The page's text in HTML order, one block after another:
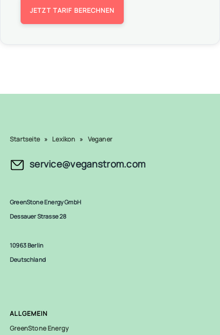
JETZT TARIF BERECHNEN
Startseite » Lexikon » Veganer
service@veganstrom.com
GreenStone Energy GmbH
Dessauer Strasse 28
10963 Berlin
Deutschland
ALLGEMEIN
GreenStone Energy